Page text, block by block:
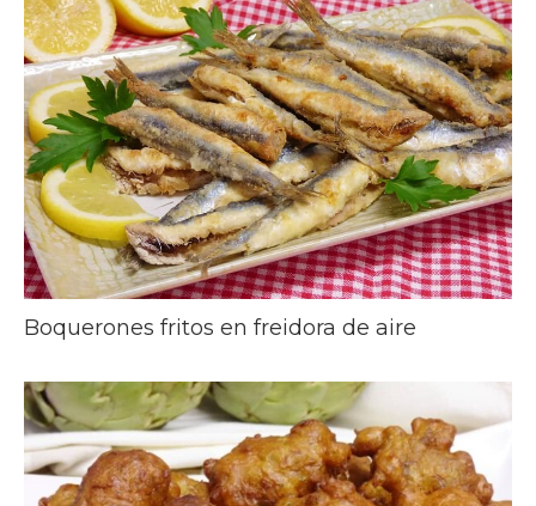
Boquerones fritos en freidora de aire